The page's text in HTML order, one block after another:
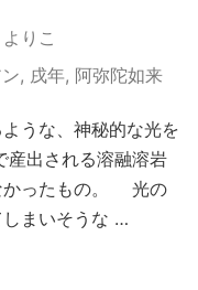
りこ
, 戌年, 阿弥陀如来
うな、神秘的な光を
産出される溶融溶岩
かったもの。 光の
まいそうな …